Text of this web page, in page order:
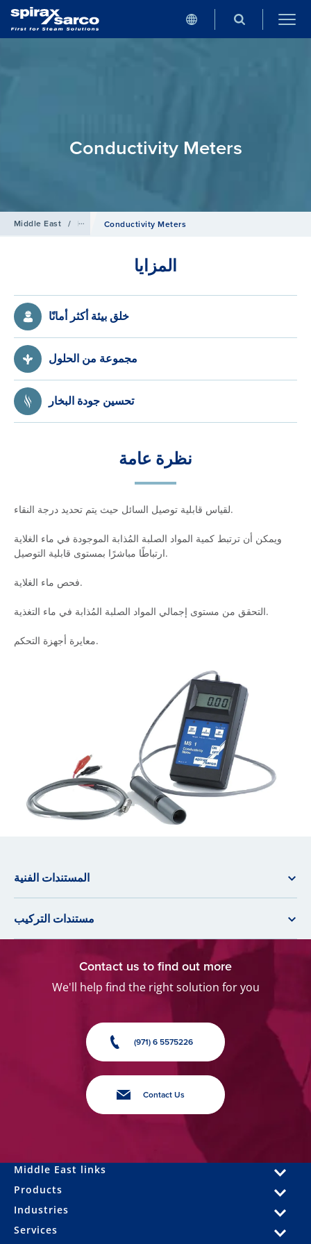
Conductivity Meters
Middle East / Products / أنظمة وأدوات التحكم في الغلايات
Conductivity Meters
المزايا
خلق بيئة أكثر أمانًا
مجموعة من الحلول
تحسين جودة البخار
نظرة عامة
لقياس قابلية توصيل السائل حيث يتم تحديد درجة النقاء.
ويمكن أن ترتبط كمية المواد الصلبة المُذابة الموجودة في ماء الغلاية
ارتباطًا مباشرًا بمستوى قابلية التوصيل.
فحص ماء الغلاية.
التحقق من مستوى إجمالي المواد الصلبة المُذابة في ماء التغذية.
معايرة أجهزة التحكم.
المستندات الفنية
مستندات التركيب
Contact us to find out more
We'll help find the right solution for you
(971) 6 5575226
Contact Us
Middle East links
Products
Industries
Services